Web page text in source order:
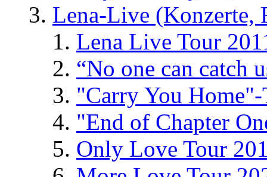
Lena-Live (Konzerte,
Lena Live Tour
“No one can catch
"Carry You
"End of Chapter
Only Love Tour